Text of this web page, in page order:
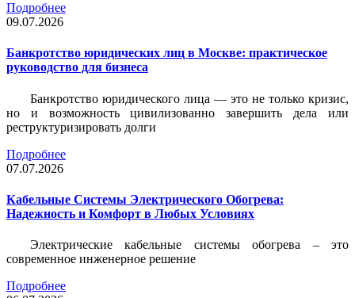
Подробнее
09.07.2026
Банкротство юридических лиц в Москве: практическое
руководство для бизнеса
Банкротство юридического лица — это не только кризис,
но и возможность цивилизованно завершить дела или
реструктуризировать долги
Подробнее
07.07.2026
Кабельные Системы Электрического Обогрева:
Надежность и Комфорт в Любых Условиях
Электрические кабельные системы обогрева – это
современное инженерное решение
Подробнее